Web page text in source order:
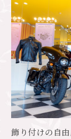
飾り付けの自